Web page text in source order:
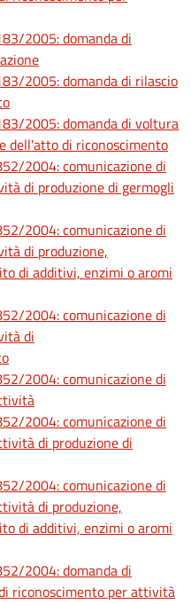
2005: domanda di
2005: domanda di rilascio
2005: domanda di voltura
dell'atto di riconoscimento
2004: comunicazione di
di produzione di germogli
2004: comunicazione di
di produzione,
di additivi, enzimi o aromi
2004: comunicazione di
di
2004: comunicazione di
2004: comunicazione di
di produzione di
2004: comunicazione di
di produzione,
di additivi, enzimi o aromi
2004: domanda di
riconoscimento per attività